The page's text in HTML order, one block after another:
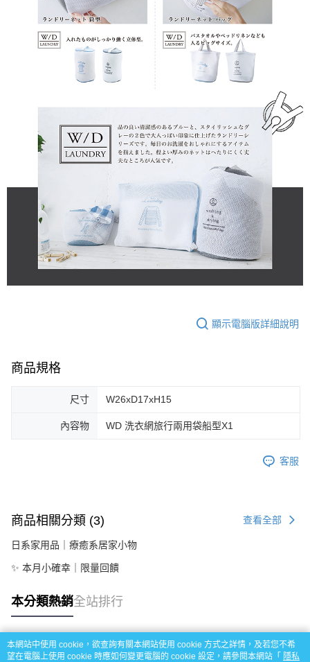
顯示電腦版詳細說明
商品規格
尺寸 W26xD17xH15
內容物 WD 洗衣網旅行兩用袋船型X1
客服
商品相關分類 (3) 查看全部
日系家用品｜療癒系居家小物
✨ 本月小確幸｜限量回饋
本分類熱銷全站排行
熱門標籤
本網站中使用 cookie，欲查詢有關本網站使用 cookie 方式之詳情，及若您不希
望在電腦上使用 cookie 時應如何變更電腦的 cookie 設定，請參閱本網站「 隱私